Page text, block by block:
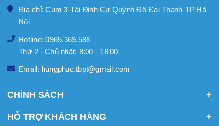
Địa chỉ: Cụm 3-Tái Định Cư Quỳnh Đô-Đại Thanh-TP Hà
Nội
Hotline: 0965.369.588
Thứ 2 - Chủ nhật: 8:00 - 18:00
Email: hungphuc.tbpt@gmail.com
CHÍNH SÁCH
HỖ TRỢ KHÁCH HÀNG